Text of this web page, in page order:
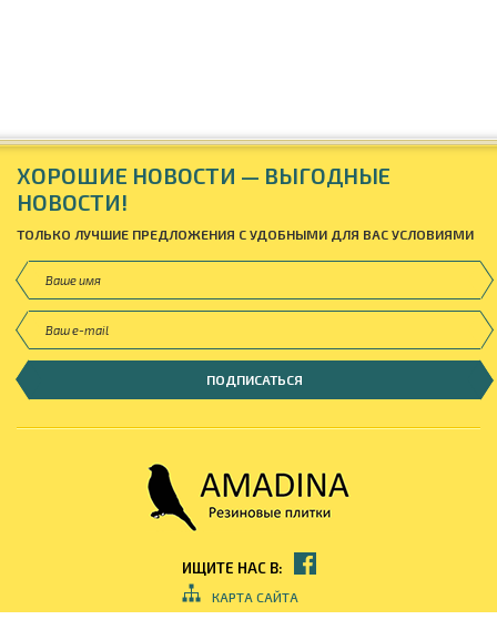
ХОРОШИЕ НОВОСТИ — ВЫГОДНЫЕ
НОВОСТИ!
ТОЛЬКО ЛУЧШИЕ ПРЕДЛОЖЕНИЯ С УДОБНЫМИ ДЛЯ ВАС УСЛОВИЯМИ
ИЩИТЕ НАС В:
КАРТА САЙТА